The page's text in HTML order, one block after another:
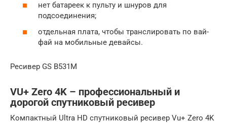
нет батареек к пульту и шнуров для
подсоединения;
отдельная плата, чтобы транслировать по вай-
фай на мобильные девайсы.
Ресивер GS B531M
VU+ Zero 4K – профессиональный и
дорогой спутниковый ресивер
Компактный Ultra HD спутниковый ресивер Vu+ Zero 4K